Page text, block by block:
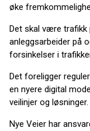
øke
Det skal være trafikk
anleggsarbeider på
forsinkelser i
Det foreligger
en nyere digital
veilinjer og løsninger.
Nye Veier har